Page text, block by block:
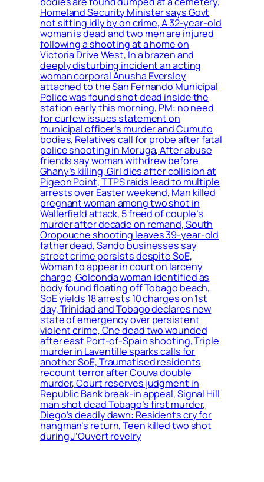
Homeland Security Minister says Govt
not sitting idly by on crime, A 32-year-old
woman is dead and two men are injured
following a shooting at a home on
Victoria Drive West, In a brazen and
deeply disturbing incident an acting
woman corporal Anusha Eversley
attached to the San Fernando Municipal
Police was found shot dead inside the
station early this morning, PM: no need
for curfew issues statement on
municipal officer’s murder and Cumuto
bodies, Relatives call for probe after fatal
police shooting in Moruga, After abuse
friends say woman withdrew before
Ghany’s killing, Girl dies after collision at
Pigeon Point, TTPS raids lead to multiple
arrests over Easter weekend, Man killed
pregnant woman among two shot in
Wallerfield attack, 5 freed of couple’s
murder after decade on remand, South
Oropouche shooting leaves 39-year-old
father dead, Sando businesses say
street crime persists despite SoE,
Woman to appear in court on larceny
charge, Golconda woman identified as
body found floating off Tobago beach,
SoE yields 18 arrests 10 charges on 1st
day, Trinidad and Tobago declares new
state of emergency over persistent
violent crime, One dead two wounded
after east Port-of-Spain shooting, Triple
murder in Laventille sparks calls for
another SoE, Traumatised residents
recount terror after Couva double
murder, Court reserves judgment in
Republic Bank break-in appeal, Signal Hill
man shot dead Tobago’s first murder,
Diego’s deadly dawn: Residents cry for
hangman’s return, Teen killed two shot
during J’Ouvert revelry